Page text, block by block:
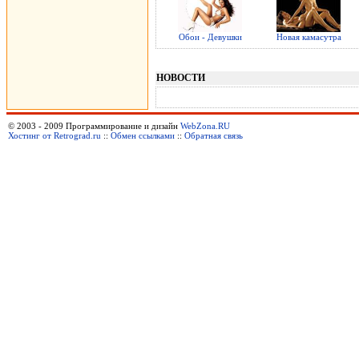
Обои - Девушки Новая камасутра
НОВОСТИ
© 2003 - 2009 Программирование и дизайн WebZona.RU
Хостинг от Retrograd.ru :: Обмен ссылками :: Обратная связь